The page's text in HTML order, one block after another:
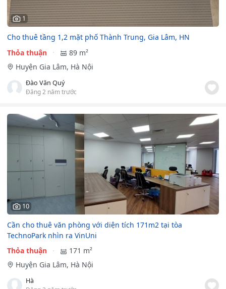
1
Cho thuê tầng 1,2 mặt phố Thành Trung, Gia Lâm, HN
Thỏa thuận
89 m²
Huyện Gia Lâm, Hà Nội
Đào Văn Quý
Đăng 2 năm trước
10
Cần cho thuê văn phòng với diện tích 171m2 tại tòa
TechnoPark nhìn ra VinUni
Thỏa thuận
171 m²
Huyện Gia Lâm, Hà Nội
Hà